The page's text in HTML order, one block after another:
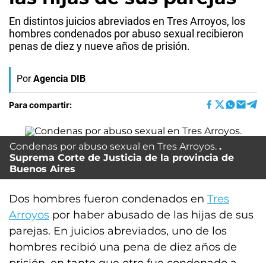
En distintos juicios abreviados en Tres Arroyos, los
hombres condenados por abuso sexual recibieron
penas de diez y nueve años de prisión.
Por Agencia DIB
Para compartir:
Condenas por abuso sexual en Tres Arroyos.
Suprema Corte de Justicia de la provincia de
Buenos Aires
Dos hombres fueron condenados en Tres
Arroyos por haber abusado de las hijas de sus
parejas. En juicios abreviados, uno de los
hombres recibió una pena de diez años de